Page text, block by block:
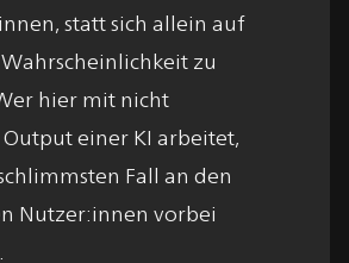
statt sich allein auf
zu
hier mit nicht
einer KI arbeitet,
Fall an den
Nutzer:innen vorbei